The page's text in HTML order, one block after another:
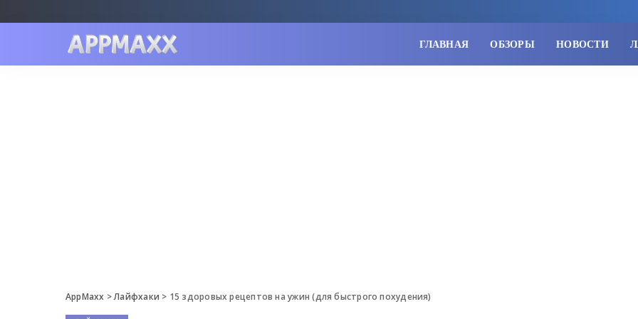
ГЛАВНАЯ ОБЗОРЫ НОВОСТИ
AppMaxx >Лайфхаки > 15 здоровых рецептов на ужин (для быстрого похудения)